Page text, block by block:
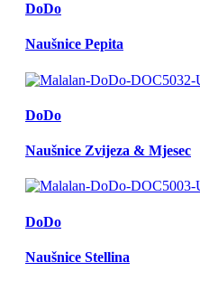
DoDo
Naušnice Pepita
DoDo
Naušnice Zvijeza & Mjesec
DoDo
Naušnice Stellina